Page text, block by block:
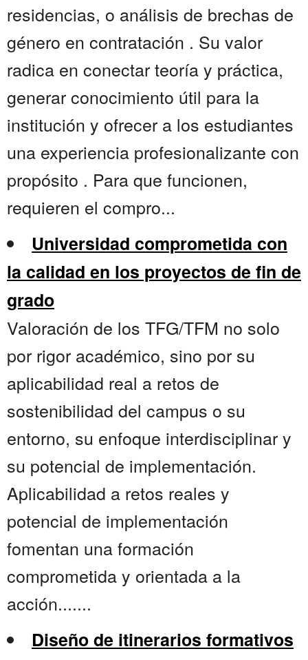
residencias, o análisis de brechas de
género en contratación . Su valor
radica en conectar teoría y práctica,
generar conocimiento útil para la
institución y ofrecer a los estudiantes
una experiencia profesionalizante con
propósito . Para que funcionen,
requieren el compro...
Universidad comprometida con
la calidad en los proyectos de fin de
grado
Valoración de los TFG/TFM no solo
por rigor académico, sino por su
aplicabilidad real a retos de
sostenibilidad del campus o su
entorno, su enfoque interdisciplinar y
su potencial de implementación.
Aplicabilidad a retos reales y
potencial de implementación
fomentan una formación
comprometida y orientada a la
acción.......
Diseño de itinerarios formativos